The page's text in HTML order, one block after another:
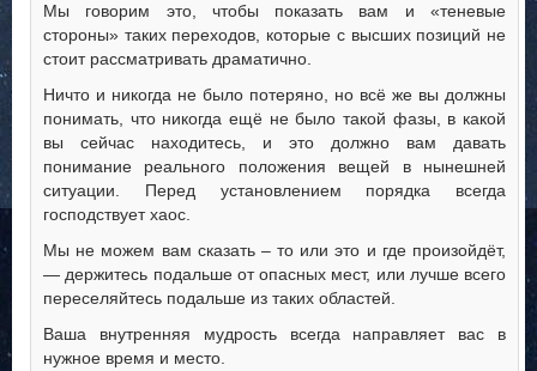
Мы говорим это, чтобы показать вам и «теневые
стороны» таких переходов, которые с высших позиций не
стоит рассматривать драматично.
Ничто и никогда не было потеряно, но всё же вы должны
понимать, что никогда ещё не было такой фазы, в какой
вы сейчас находитесь, и это должно вам давать
понимание реального положения вещей в нынешней
ситуации. Перед установлением порядка всегда
господствует хаос.
Мы не можем вам сказать – то или это и где произойдёт,
— держитесь подальше от опасных мест, или лучше всего
переселяйтесь подальше из таких областей.
Ваша внутренняя мудрость всегда направляет вас в
нужное время и место.